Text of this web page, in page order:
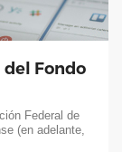
del Fondo
Federal de
(en adelante,